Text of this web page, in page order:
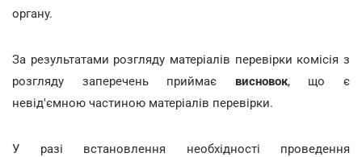
органу.
За результатами розгляду матеріалів перевірки комісія з
розгляду заперечень приймає висновок, що є
невід'ємною частиною матеріалів перевірки.
У разі встановлення необхідності проведення